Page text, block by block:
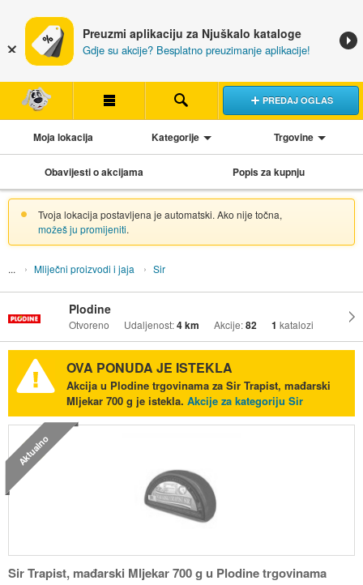
Preuzmi aplikaciju za Njuškalo kataloge
Gdje su akcije? Besplatno preuzimanje aplikacije!
PREDAJ OGLAS
Moja lokacija Kategorije Trgovine
Obavijesti o akcijama Popis za kupnju
Tvoja lokacija postavljena je automatski. Ako nije točna,
možeš ju promijeniti.
Mliječni proizvodi i jaja Sir
Plodine
Otvoreno Udaljenost:4 km Akcije:82 1 katalozi
OVA PONUDA JE ISTEKLA
Akcija u Plodine trgovinama za Sir Trapist, mađarski
Mljekar 700 g je istekla. Akcije za kategoriju Sir
Aktualno
Sir Trapist, mađarski Mljekar 700 g u Plodine trgovinama